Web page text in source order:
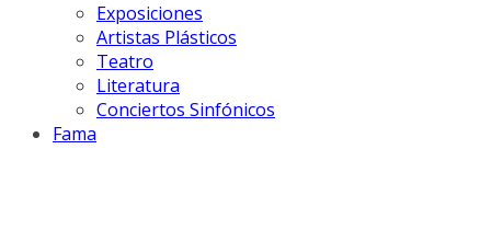
Exposiciones
Artistas Plásticos
Teatro
Literatura
Conciertos Sinfónicos
Fama